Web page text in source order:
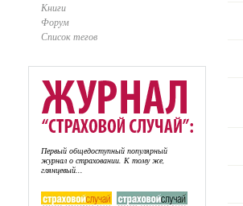
Книги
Форум
Список тегов
Первый общедоступный популярный
журнал о страховании. К тому же,
глянцевый...